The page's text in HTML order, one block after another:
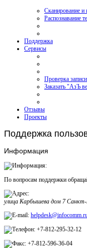
Сканирование и
Распознавание
Поддержка
Сервисы
Проверка
Заказать "АзЪ
Отзывы
Проекты
Поддержка
Информация
По вопросам поддержки
улица Карбышева дом 7Санкт-
+7-812-295-32-12
+7-812-596-36-04